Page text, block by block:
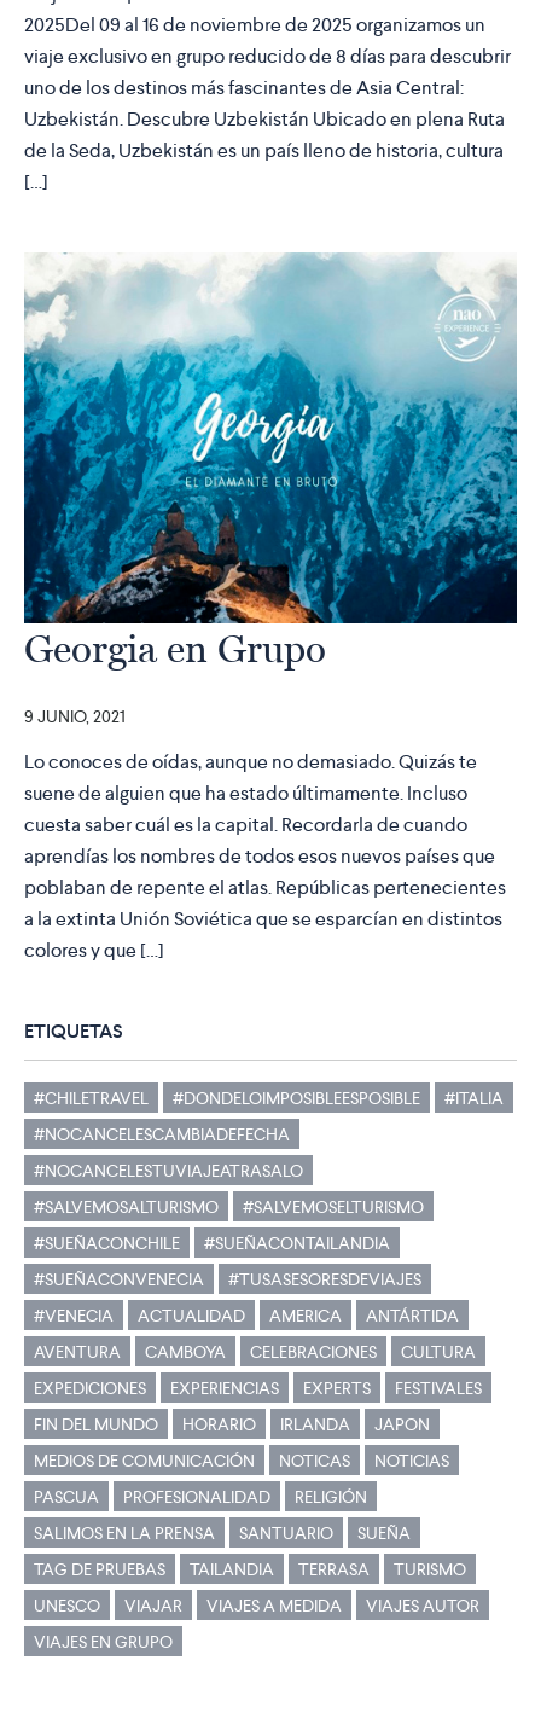
2025Del 09 al 16 de noviembre de 2025 organizamos un
viaje exclusivo en grupo reducido de 8 días para descubrir
uno de los destinos más fascinantes de Asia Central:
Uzbekistán. Descubre Uzbekistán Ubicado en plena Ruta
de la Seda, Uzbekistán es un país lleno de historia, cultura
[…]
Georgia en Grupo
9 JUNIO, 2021
Lo conoces de oídas, aunque no demasiado. Quizás te
suene de alguien que ha estado últimamente. Incluso
cuesta saber cuál es la capital. Recordarla de cuando
aprendías los nombres de todos esos nuevos países que
poblaban de repente el atlas. Repúblicas pertenecientes
a la extinta Unión Soviética que se esparcían en distintos
colores y que […]
ETIQUETAS
#CHILETRAVEL #DONDELOIMPOSIBLEESPOSIBLE
#ITALIA
#NOCANCELESCAMBIADEFECHA
#NOCANCELESTUVIAJEATRASALO
#SALVEMOSALTURISMO
#SALVEMOSELTURISMO
#SUEÑACONCHILE
#SUEÑACONTAILANDIA
#SUEÑACONVENECIA
#TUSASESORESDEVIAJES
#VENECIA
ACTUALIDAD AMERICA
ANTÁRTIDA
AVENTURA
CAMBOYA CELEBRACIONES
CULTURA
EXPEDICIONES
EXPERIENCIAS EXPERTS
FESTIVALES
FIN DEL MUNDO
HORARIO IRLANDA
JAPON
MEDIOS DE COMUNICACIÓN
NOTICAS
NOTICIAS
PASCUA
PROFESIONALIDAD
RELIGIÓN
SALIMOS EN LA PRENSA
SANTUARIO
SUEÑA
TAG DE PRUEBAS
TAILANDIA TERRASA
TURISMO
UNESCO
VIAJAR VIAJES A MEDIDA
VIAJES AUTOR
VIAJES EN GRUPO